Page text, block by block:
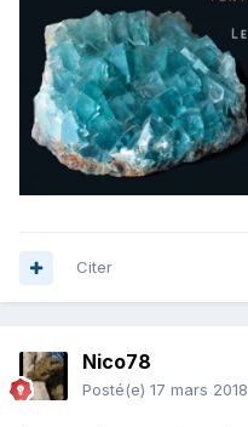
Citer
Nico78
Posté(e) 17 mars 2018